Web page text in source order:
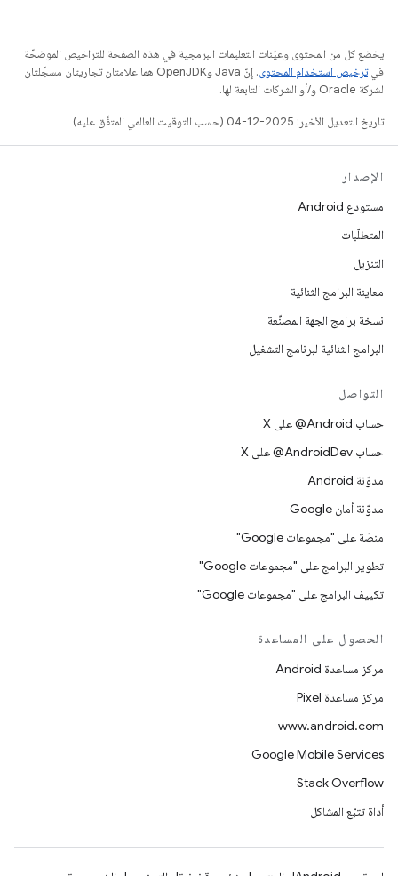
يخضع كل من المحتوى وعيّنات التعليمات البرمجية في هذه الصفحة للتراخيص الموضحّة
فيترخيص استخدام المحتوى
. إنّ Java وOpenJDK هما علامتان تجاريتان مسجَّلتان
لشركة Oracle و/أو الشركات التابعة لها.
تاريخ التعديل الأخير: 2025-12-04 (حسب التوقيت العالمي المتفَّق عليه)
الإصدار
مستودع Android
المتطلّبات
التنزيل
معاينة البرامج الثنائية
نسخة برامج الجهة المصنِّعة
البرامج الثنائية لبرنامج التشغيل
التواصل
حساب ‎@Android على X
حساب ‎@AndroidDev على X
مدوّنة Android
مدوّنة أمان Google
منصّة على "مجموعات Google"
تطوير البرامج على "مجموعات Google"
تكييف البرامج على "مجموعات Google"
الحصول على المساعدة
مركز مساعدة Android
مركز مساعدة Pixel
www.android.com
Google Mobile Services
Stack Overflow
أداة تتبّع المشاكل